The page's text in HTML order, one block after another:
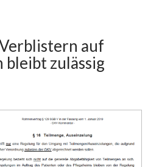
auf
bleibt zulässig